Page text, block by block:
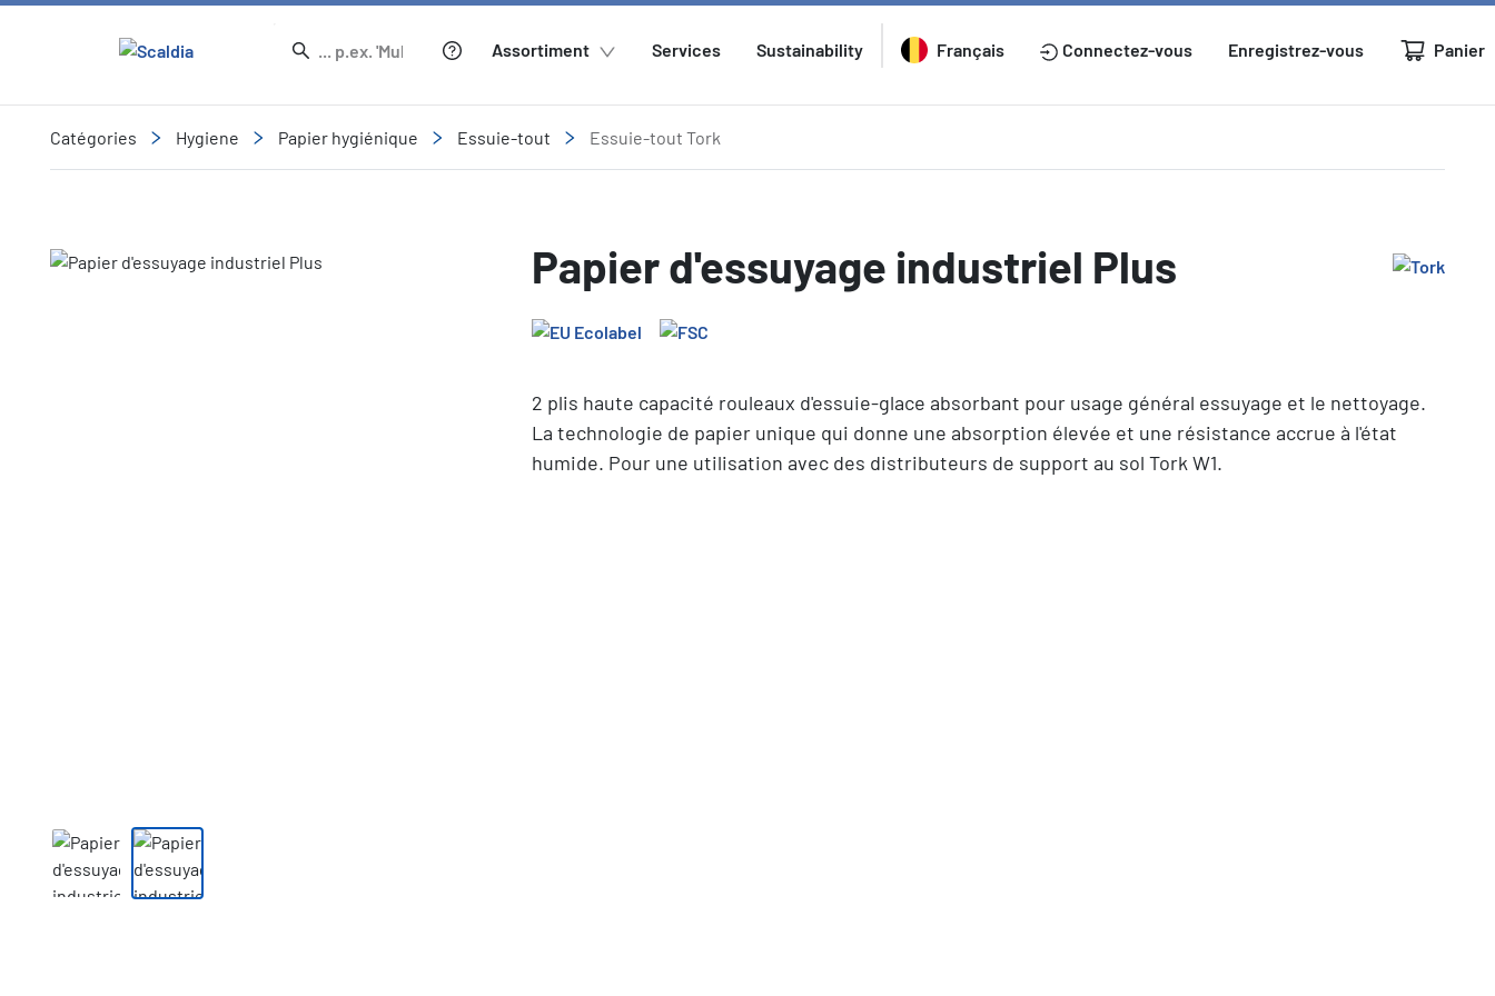
Assortiment Services Sustainability Français Connectez-vous Enregistrez-vous Panier
Catégories Hygiene Papier hygiénique Essuie-tout Essuie-tout Tork
Slide 2 of 2 Papier d'essuyage industriel Plus
2 plis haute capacité rouleaux d'essuie-glace absorbant pour usage général essuyage et le nettoyage.
La technologie de papier unique qui donne une absorption élevée et une résistance accrue à l'état
humide. Pour une utilisation avec des distributeurs de support au sol Tork W1.